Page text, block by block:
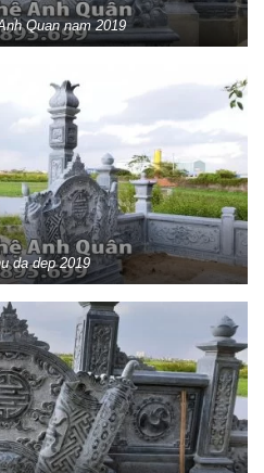
Quan nam 2019
da dep 2019